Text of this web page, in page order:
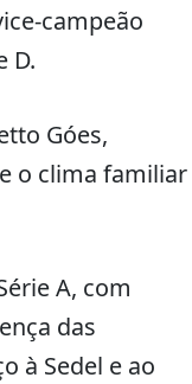
campeão
D.
Góes,
o clima familiar
A, com
das
à Sedel e ao